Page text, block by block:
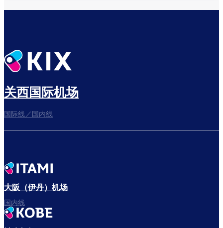
出发啦！
关西国际机场
国际线／国内线
大阪（伊丹）机场
国内线